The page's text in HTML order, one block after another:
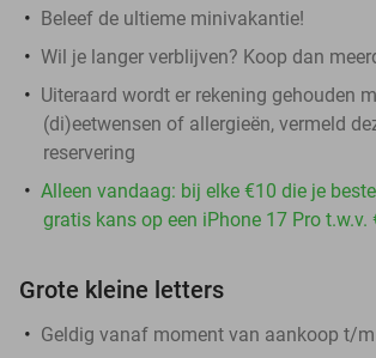
Beleef de ultieme minivakantie!
Wil je langer verblijven? Koop dan
Uiteraard wordt er rekening gehouden
(di)eetwensen of allergieën, vermeld
reservering
Alleen vandaag: bij elke €10 die je
gratis kans op een iPhone 17 Pro t.w.v.
Grote kleine letters
Geldig vanaf moment van aankoop t/